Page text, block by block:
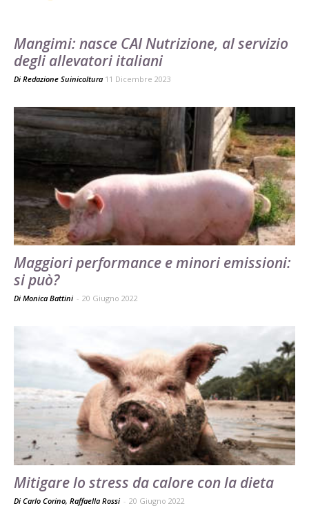
Mangimi: nasce CAI Nutrizione, al servizio
degli allevatori italiani
Di Redazione Suinicoltura 11 Dicembre 2023
Maggiori performance e minori emissioni:
si può?
Di Monica Battini - 20 Giugno 2022
Mitigare lo stress da calore con la dieta
Di Carlo Corino, Raffaella Rossi - 20 Giugno 2022